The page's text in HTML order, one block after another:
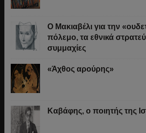
O Μακιαβέλι για την
πόλεμο, τα εθνικά
συμμαχίες
«Άχθος αρούρης»
Καβάφης, ο ποιητής της